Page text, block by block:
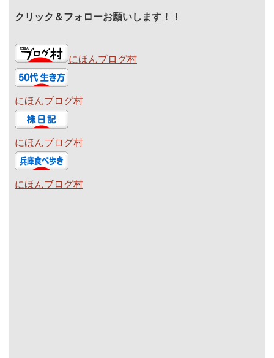
クリック＆フォローお願いします！！
にほんブログ村
にほんブログ村
にほんブログ村
にほんブログ村